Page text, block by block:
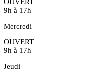
OUVERT
9h à 17h
Mercredi
OUVERT
9h à 17h
Jeudi